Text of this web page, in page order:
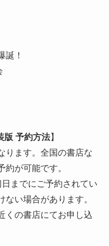
誕！
版 予約方法】
ります。全国の書店な
約が可能です。
までにご予約されてい
い場合があります。
くの書店にてお申し込